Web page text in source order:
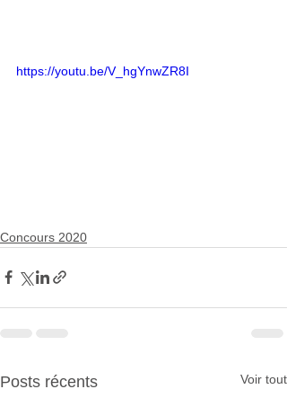
https://youtu.be/V_hgYnwZR8I
Concours 2020
Posts récents Voir tout